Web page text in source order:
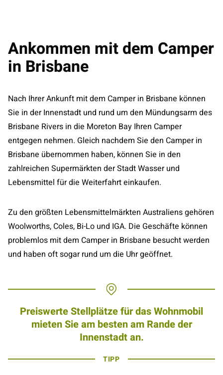
Ankommen mit dem Camper
in Brisbane
Nach Ihrer Ankunft mit dem Camper in Brisbane können
Sie in der Innenstadt und rund um den Mündungsarm des
Brisbane Rivers in die Moreton Bay Ihren Camper
entgegen nehmen. Gleich nachdem Sie den Camper in
Brisbane übernommen haben, können Sie in den
zahlreichen Supermärkten der Stadt Wasser und
Lebensmittel für die Weiterfahrt einkaufen.
Zu den größten Lebensmittelmärkten Australiens gehören
Woolworths, Coles, Bi-Lo und IGA. Die Geschäfte können
problemlos mit dem Camper in Brisbane besucht werden
und haben oft sogar rund um die Uhr geöffnet.
Preiswerte Stellplätze für das Wohnmobil
mieten Sie am besten am Rande der
Innenstadt an.
TIPP